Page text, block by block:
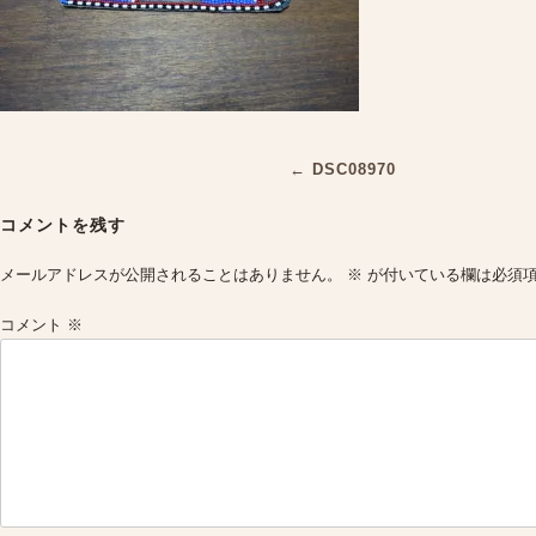
← DSC08970
コメントを残す
メールアドレスが公開されることはありません。 ※ が付いている欄は必須
コメント ※